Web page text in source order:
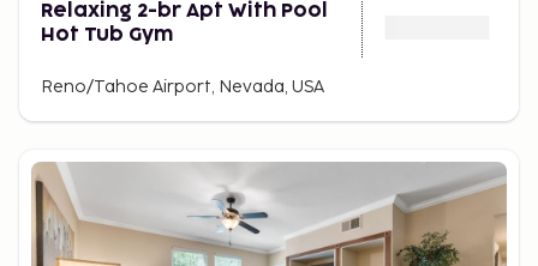
Relaxing 2-br Apt With Pool
Hot Tub Gym
Reno/Tahoe Airport, Nevada, USA